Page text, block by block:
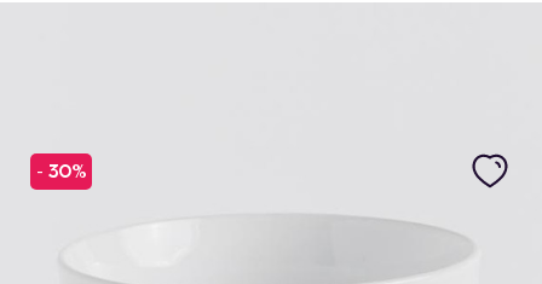
- 30%